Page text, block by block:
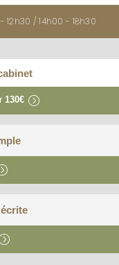
12h30 / 14h00 - 18h30
130€